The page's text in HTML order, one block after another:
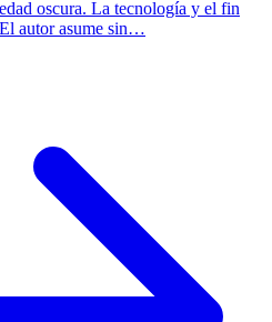
oscura. La tecnología y el fin
autor asume sin…